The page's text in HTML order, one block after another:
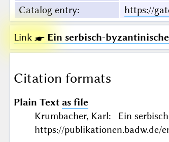
Catalog entry: https://
Link ☛ Ein serbisch-
Citation formats
Plain Text as file
Krumbacher, Karl: Ein
https://publikationen.badw.de/